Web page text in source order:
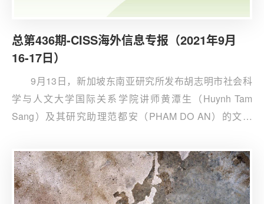
总第436期-CISS海外信息专报（2021年9月
16-17日）
9月13日，新加坡东南亚研究所发布胡志明市社会科
学与人文大学国际关系学院讲师黄潭生（Huynh Tam
Sang）及其研究助理范都安（PHAM DO AN）的文章
出，越南不仅处于南海争端的第一线，也是美国印太战略
中的关键国家，故中美两国都希望在地缘政治竞逐的过程
中拉拢越南。